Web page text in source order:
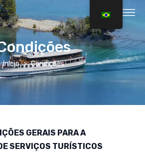
Início Condições
GERAIS PARA A
SERVIÇOS TURÍSTICOS